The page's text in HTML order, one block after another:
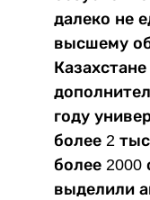
далеко не
высшему
году
более 2
более 2000
выделили